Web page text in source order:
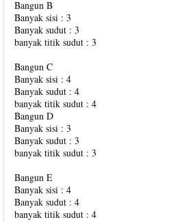
Bangun B
Banyak sisi : 3
Banyak sudut : 3
banyak titik sudut : 3
Bangun C
Banyak sisi : 4
Banyak sudut : 4
banyak titik sudut : 4
Bangun D
Banyak sisi : 3
Banyak sudut : 3
banyak titik sudut : 3
Bangun E
Banyak sisi : 4
Banyak sudut : 4
banyak titik sudut : 4